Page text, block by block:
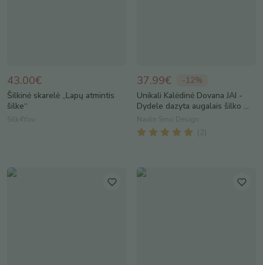
43.00€
Šilkinė skarelė „Lapų atmintis
šilke“
Silk4You
37.99€ -12%
Unikali Kalėdinė Dovana JAI -
Dydele dazyta augalais šilko ...
Nadin Smo Design
( 2